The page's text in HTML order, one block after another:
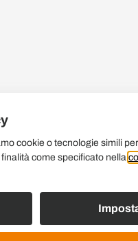
cookie o tecnologie simili
come specificato nella